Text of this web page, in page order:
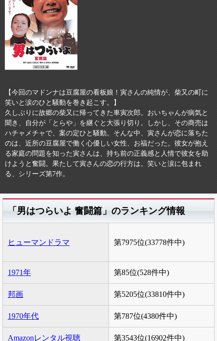
【今回のマドンナは豆腐屋の看板娘！寅さんの純情が、柴又の町に
笑いと涙のひと騒動を巻き起こす。】
久しぶりに故郷の柴又に帰ってきた車寅次郎。おいちゃんが病気と
聞き、自分が「とらや」を継ぐと大張り切り。しかし、その商売は
ハチャメチャで、案の定ひと騒動。そんな中、寅さんが恋に落ちた
のは、近所の豆腐屋で働く心優しい女性、お福だった。彼女が抱え
る家庭の問題を知った寅さんは、持ち前の正義感と人情で彼女を助
けようと奮闘。果たして寅さんの恋の行方は。笑いと涙に包まれ
る、シリーズ第7作。
「男はつらいよ 奮闘篇」のランキング情報
ヒューマンドラマ 第7975位(33778件中)
1971年 第85位(528件中)
邦画 第5205位(33810件中)
1970年代 第787位(4380件中)
Amazonレンタル視聴 第3543位(16902件中)